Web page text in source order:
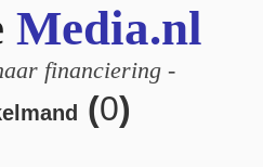
Media.nl
financiering -
(0)